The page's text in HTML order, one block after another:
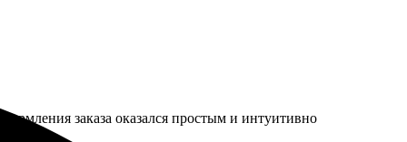
заказа оказался простым и интуитивно